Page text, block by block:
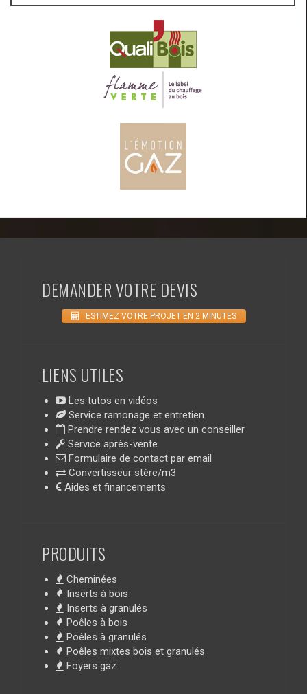
DEMANDER VOTRE DEVIS
ESTIMEZ VOTRE PROJET EN 2 MINUTES
LIENS UTILES
Les tutos en vidéos
Service ramonage et entretien
Prendre rendez vous avec un conseiller
Service après-vente
Formulaire de contact par email
Convertisseur stère/m3
Aides et financements
PRODUITS
Cheminées
Inserts à bois
Inserts à granulés
Poêles à bois
Poêles à granulés
Poêles mixtes bois et granulés
Foyers gaz